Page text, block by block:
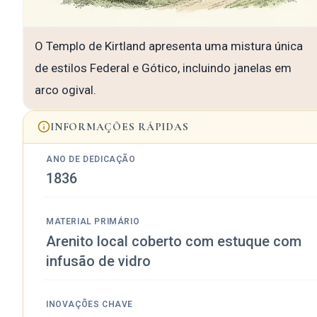
O Templo de Kirtland apresenta uma mistura única
de estilos Federal e Gótico, incluindo janelas em
arco ogival.
INFORMAÇÕES RÁPIDAS
ANO DE DEDICAÇÃO
1836
MATERIAL PRIMÁRIO
Arenito local coberto com estuque com
infusão de vidro
INOVAÇÕES CHAVE